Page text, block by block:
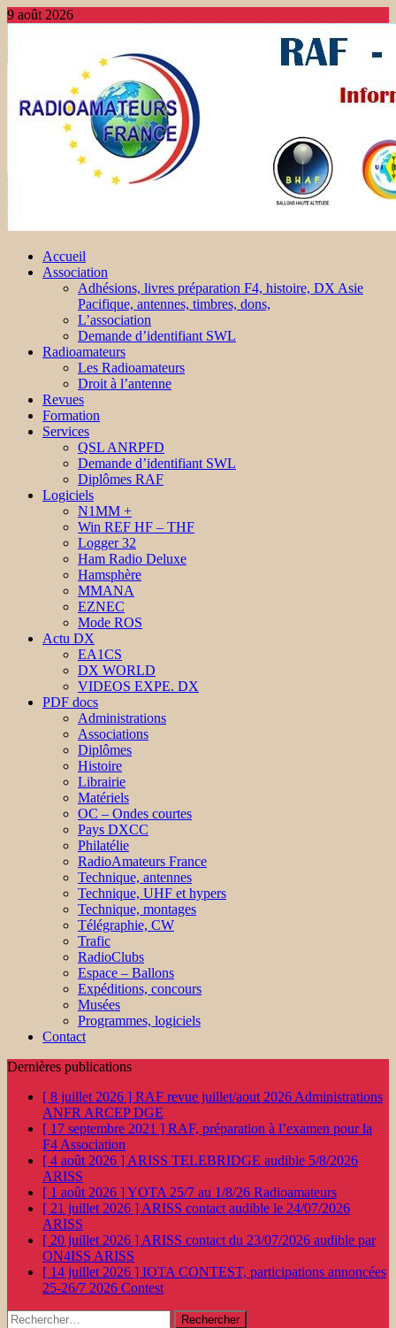
9 août 2026
Accueil
Association
Adhésions, livres préparation F4, histoire, DX Asie
Pacifique, antennes, timbres, dons,
L’association
Demande d’identifiant SWL
Radioamateurs
Les Radioamateurs
Droit à l’antenne
Revues
Formation
Services
QSL ANRPFD
Demande d’identifiant SWL
Diplômes RAF
Logiciels
N1MM +
Win REF HF – THF
Logger 32
Ham Radio Deluxe
Hamsphère
MMANA
EZNEC
Mode ROS
Actu DX
EA1CS
DX WORLD
VIDEOS EXPE. DX
PDF docs
Administrations
Associations
Diplômes
Histoire
Librairie
Matériels
OC – Ondes courtes
Pays DXCC
Philatélie
RadioAmateurs France
Technique, antennes
Technique, UHF et hypers
Technique, montages
Télégraphie, CW
Trafic
RadioClubs
Espace – Ballons
Expéditions, concours
Musées
Programmes, logiciels
Contact
Dernières publications
[ 8 juillet 2026 ] RAF revue juillet/aout 2026 Administrations
ANFR ARCEP DGE
[ 17 septembre 2021 ] RAF, préparation à l’examen pour la
F4 Association
[ 4 août 2026 ] ARISS TELEBRIDGE audible 5/8/2026
ARISS
[ 1 août 2026 ]YOTA 25/7 au 1/8/26 Radioamateurs
[ 21 juillet 2026 ] ARISS contact audible le 24/07/2026
ARISS
[ 20 juillet 2026 ] ARISS contact du 23/07/2026 audible par
ON4ISS ARISS
[ 14 juillet 2026 ] IOTA CONTEST, participations annoncées
25-26/7 2026 Contest
Rechercher :